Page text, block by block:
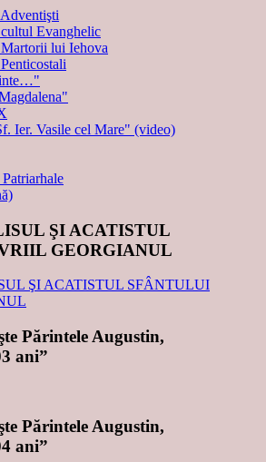
Evanghelic
lui Iehova
Ier. Vasile cel Mare" (video)
ŞI ACATISTUL
GEORGIANUL
Părintele Augustin,
ani”
Părintele Augustin,
ani”